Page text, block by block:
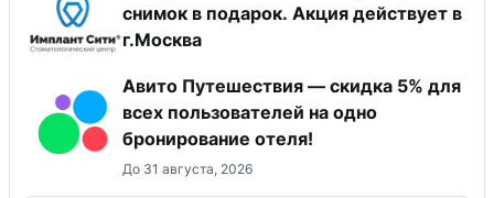
снимок в подарок. Акция действует в
г.Москва
Авито Путешествия — скидка 5% для
всех пользователей на одно
бронирование отеля!
До 31 августа, 2026